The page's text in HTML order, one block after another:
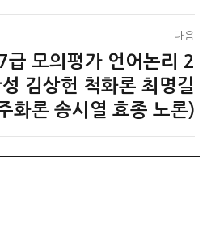
다음
급 모의평가 언어논리 2
김상헌 척화론 최명길
화론 송시열 효종 노론)